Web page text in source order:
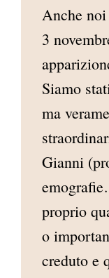
AREAAnche
3
Siamo
ma
Gianni
proprio
o
creduto e